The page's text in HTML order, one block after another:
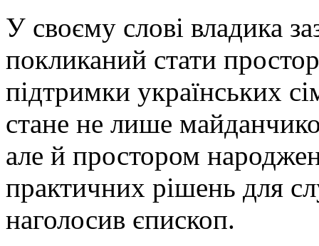
У своєму слові владика
покликаний стати
підтримки українських
стане не лише
але й простором
практичних рішень для
наголосив єпископ.